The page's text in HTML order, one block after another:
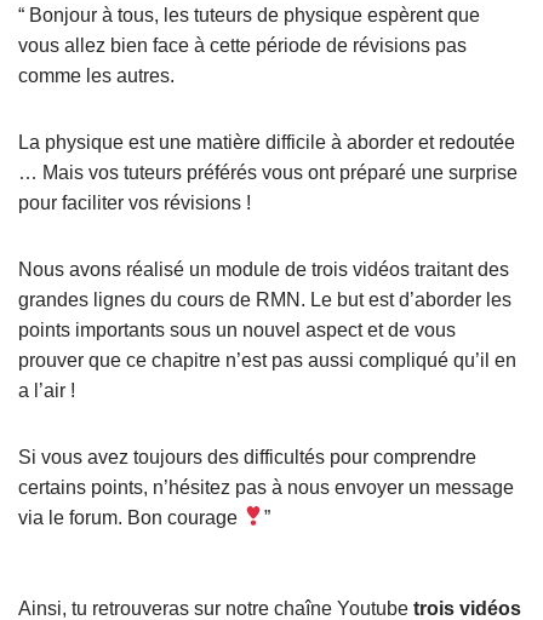
“ Bonjour à tous, les tuteurs de physique espèrent que
vous allez bien face à cette période de révisions pas
comme les autres.
La physique est une matière difficile à aborder et redoutée
… Mais vos tuteurs préférés vous ont préparé une surprise
pour faciliter vos révisions !
Nous avons réalisé un module de trois vidéos traitant des
grandes lignes du cours de RMN. Le but est d’aborder les
points importants sous un nouvel aspect et de vous
prouver que ce chapitre n’est pas aussi compliqué qu’il en
a l’air !
Si vous avez toujours des difficultés pour comprendre
certains points, n’hésitez pas à nous envoyer un message
via le forum. Bon courage
”
Ainsi, tu retrouveras sur notre chaîne Youtube trois vidéos